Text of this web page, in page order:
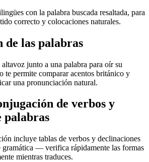
con la palabra buscada resaltada, para
correcto y colocaciones naturales.
de las palabras
junto a una palabra para oír su
te permite comparar acentos británico y
una pronunciación natural.
de verbos y
palabras
incluye tablas de verbos y declinaciones
gramática — verifica rápidamente las formas
mientras traduces.